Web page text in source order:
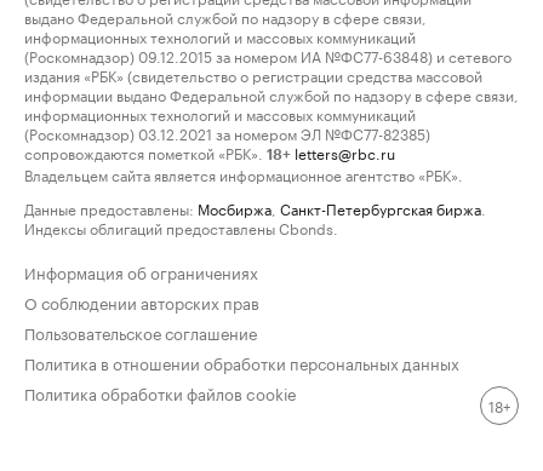
выдано Федеральной службой по надзору в сфере связи,
информационных технологий и массовых коммуникаций
(Роскомнадзор) 09.12.2015 за номером ИА №ФС77-63848) и сетевого
издания «РБК» (свидетельство о регистрации средства массовой
информации выдано Федеральной службой по надзору в сфере связи,
информационных технологий и массовых коммуникаций
(Роскомнадзор) 03.12.2021 за номером ЭЛ №ФС77-82385)
сопровождаются пометкой «РБК».
18+ letters@rbc.ru
Владельцем сайта является информационное агентство «РБК».
Данные предоставлены: Мосбиржа Санкт-Петербургская биржа
Индексы облигаций предоставлены Cbonds.
Информация об ограничениях
О соблюдении авторских прав
Пользовательское соглашение
Политика в отношении обработки персональных данных
Политика обработки файлов cookie
18+